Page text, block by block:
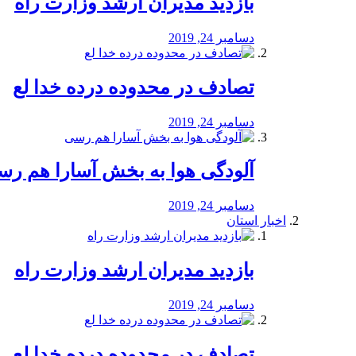
دسامبر 24, 2019
تصادف در محدوده درده خدا لع
دسامبر 24, 2019
آلودگی هوا به بخش آسارا هم
دسامبر 24, 2019
اخبار استان
بازدید مدیران ارشد وزارت راه
دسامبر 24, 2019